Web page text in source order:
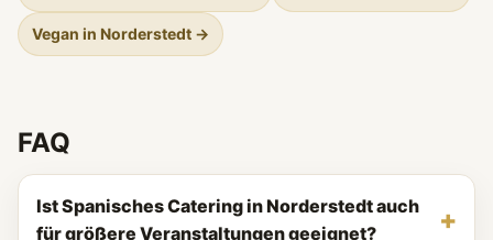
Vegan in Norderstedt →
FAQ
Ist Spanisches Catering in Norderstedt auch
für größere Veranstaltungen geeignet?